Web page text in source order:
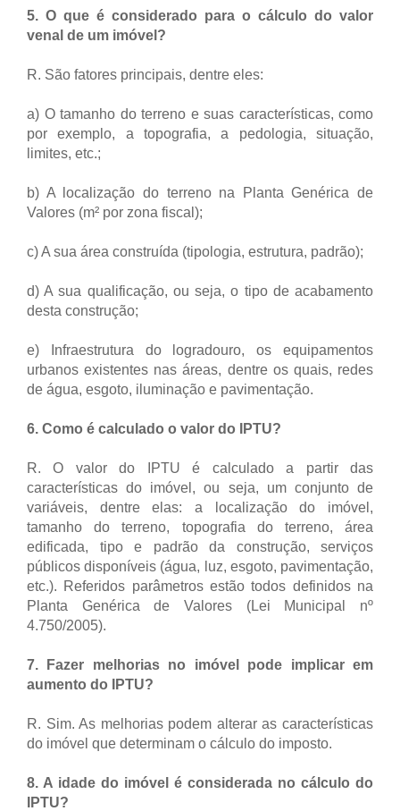
5. O que é considerado para o cálculo do valor
venal de um imóvel?
R. São fatores principais, dentre eles:
a) O tamanho do terreno e suas características, como
por exemplo, a topografia, a pedologia, situação,
limites, etc.;
b) A localização do terreno na Planta Genérica de
Valores (m² por zona fiscal);
c) A sua área construída (tipologia, estrutura, padrão);
d) A sua qualificação, ou seja, o tipo de acabamento
desta construção;
e) Infraestrutura do logradouro, os equipamentos
urbanos existentes nas áreas, dentre os quais, redes
de água, esgoto, iluminação e pavimentação.
6. Como é calculado o valor do IPTU?
R. O valor do IPTU é calculado a partir das
características do imóvel, ou seja, um conjunto de
variáveis, dentre elas: a localização do imóvel,
tamanho do terreno, topografia do terreno, área
edificada, tipo e padrão da construção, serviços
públicos disponíveis (água, luz, esgoto, pavimentação,
etc.). Referidos parâmetros estão todos definidos na
Planta Genérica de Valores (Lei Municipal nº
4.750/2005).
7. Fazer melhorias no imóvel pode implicar em
aumento do IPTU?
R. Sim. As melhorias podem alterar as características
do imóvel que determinam o cálculo do imposto.
8. A idade do imóvel é considerada no cálculo do
IPTU?